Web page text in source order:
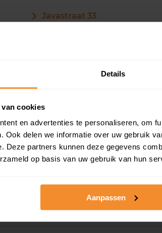
Details
cookies
en advertenties te personaliseren, om
Ook delen we informatie over uw gebruik
Deze partners kunnen deze gegevens
op basis van uw gebruik van hun
Aanpassen
Javastraat 33
Javastraat 36
Javastraat 43